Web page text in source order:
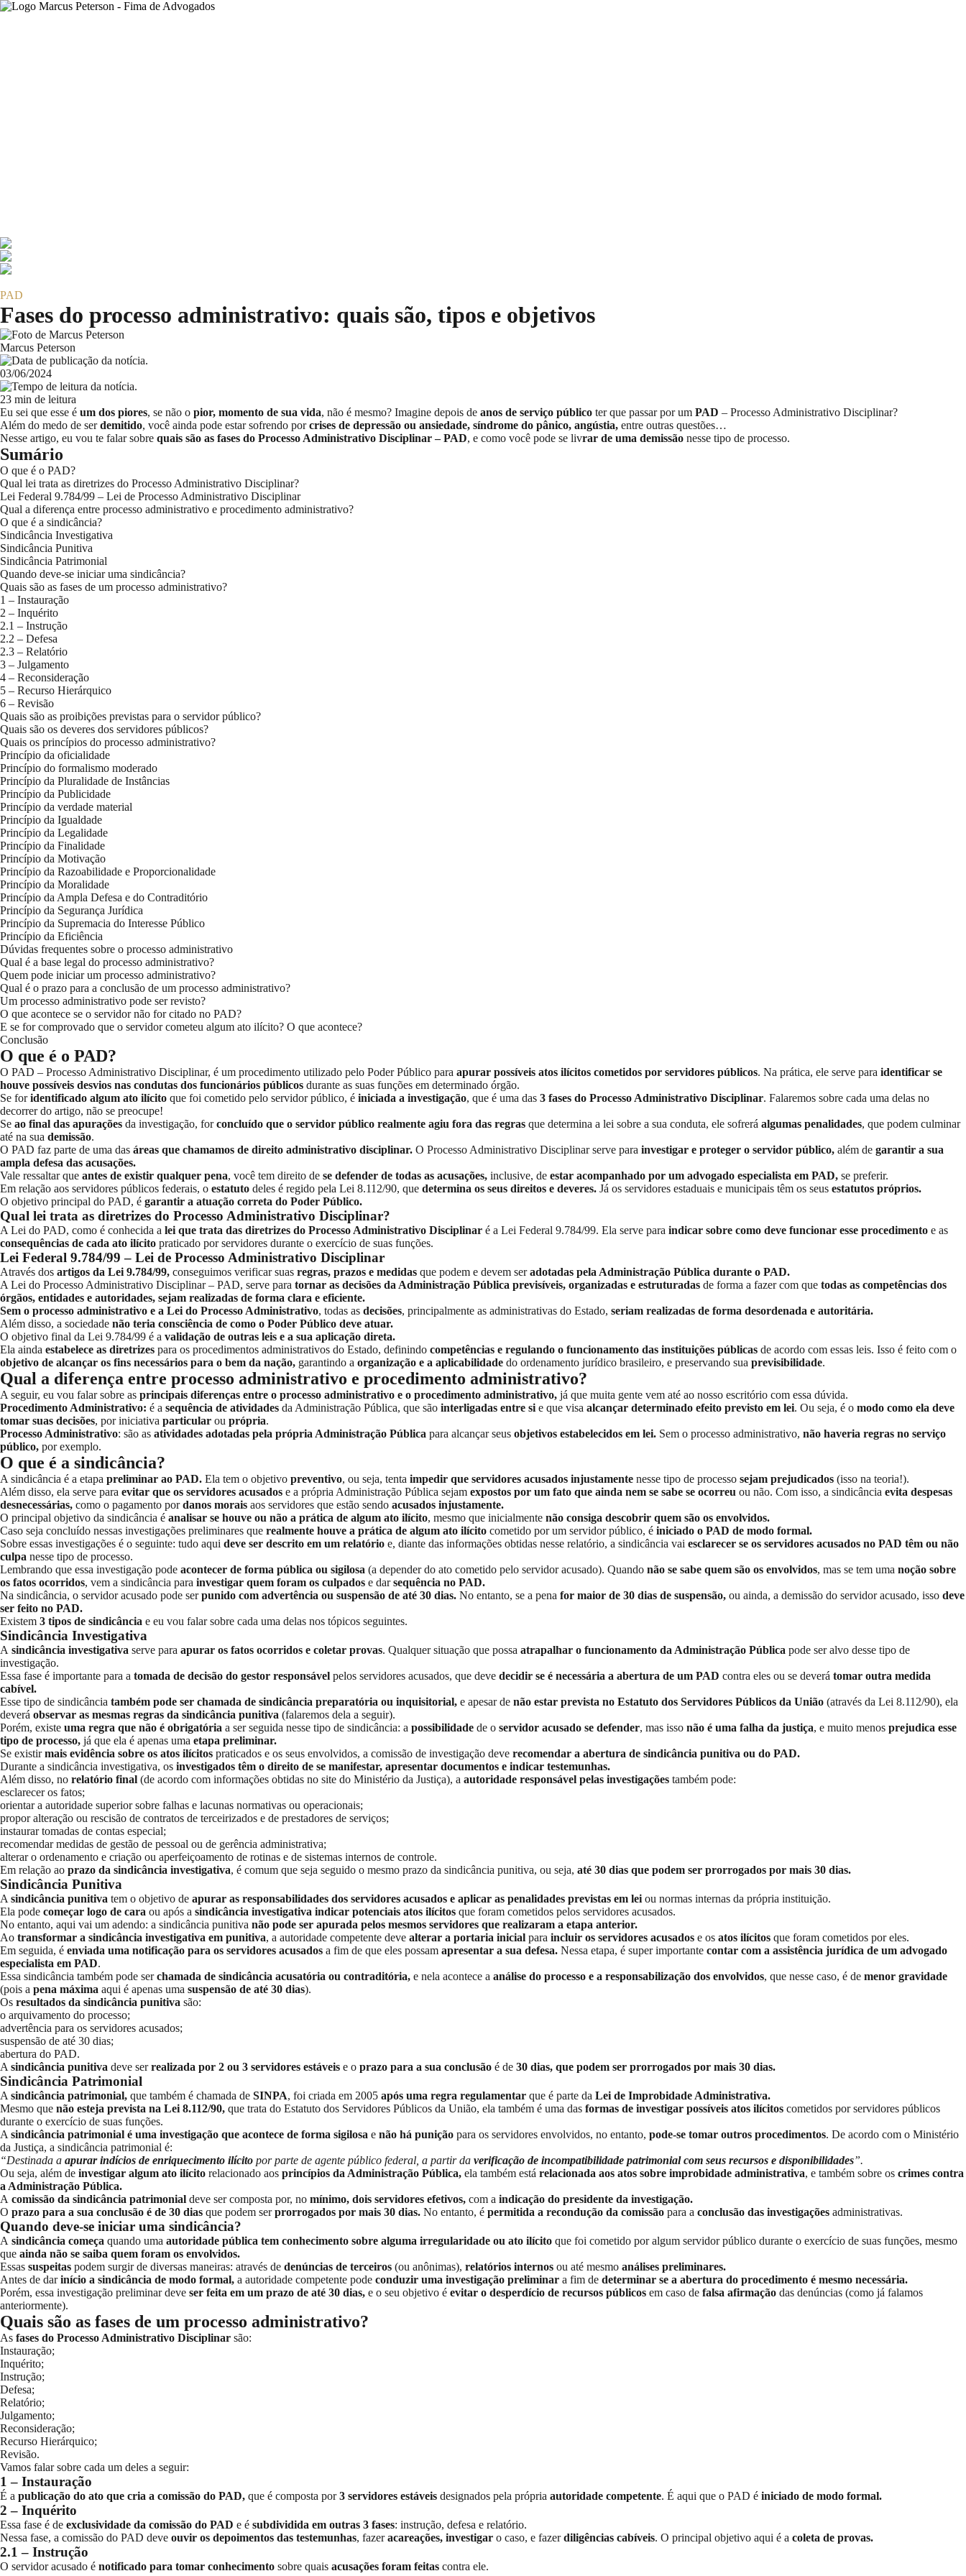
PAD
Fases do processo administrativo: quais são, tipos e objetivos
Marcus Peterson
03/06/2024
23 min de leitura
Eu sei que esse é um dos piores, se não o pior, momento de sua vida, não é mesmo? Imagine depois de anos de serviço público ter que passar por um PAD – Processo Administrativo Disciplinar?
Além do medo de serdemitido, você ainda pode estar sofrendo porcrises de depressão ou ansiedade, síndrome do pânico, angústia, entre outras questões…
Nesse artigo, eu vou te falar sobre quais são as fases do Processo Administrativo Disciplinar – PAD, e como você pode se livrar de uma demissão nesse tipo de processo.
Sumário
O que é o PAD?
Qual lei trata as diretrizes do Processo Administrativo Disciplinar?
Lei Federal 9.784/99 – Lei de Processo Administrativo Disciplinar
Qual a diferença entre processo administrativo e procedimento administrativo?
O que é a sindicância?
Sindicância Investigativa
Sindicância Punitiva
Sindicância Patrimonial
Quando deve-se iniciar uma sindicância?
Quais são as fases de um processo administrativo?
1 – Instauração
2 – Inquérito
2.1 – Instrução
2.2 – Defesa
2.3 – Relatório
3 – Julgamento
4 – Reconsideração
5 – Recurso Hierárquico
6 – Revisão
Quais são as proibições previstas para o servidor público?
Quais são os deveres dos servidores públicos?
Quais os princípios do processo administrativo?
Princípio da oficialidade
Princípio do formalismo moderado
Princípio da Pluralidade de Instâncias
Princípio da Publicidade
Princípio da verdade material
Princípio da Igualdade
Princípio da Legalidade
Princípio da Finalidade
Princípio da Motivação
Princípio da Razoabilidade e Proporcionalidade
Princípio da Moralidade
Princípio da Ampla Defesa e do Contraditório
Princípio da Segurança Jurídica
Princípio da Supremacia do Interesse Público
Princípio da Eficiência
Dúvidas frequentes sobre o processo administrativo
Qual é a base legal do processo administrativo?
Quem pode iniciar um processo administrativo?
Qual é o prazo para a conclusão de um processo administrativo?
Um processo administrativo pode ser revisto?
O que acontece se o servidor não for citado no PAD?
E se for comprovado que o servidor cometeu algum ato ilícito? O que acontece?
Conclusão
O que é o PAD?
O PAD – Processo Administrativo Disciplinar, é um procedimento utilizado pelo Poder Público para apurar possíveis atos ilícitos cometidos por servidores públicos. Na prática, ele serve para identificar se
houve possíveis desvios nas condutas dos funcionários públicos durante as suas funções em determinado órgão.
Se foridentificado algum ato ilícito que foi cometido pelo servidor público, é iniciada a investigação, que é uma das 3 fases do Processo Administrativo Disciplinar. Falaremos sobre cada uma delas no
decorrer do artigo, não se preocupe!
Se ao final das apurações da investigação, forconcluído que o servidor público realmente agiu fora das regras que determina a lei sobre a sua conduta, ele sofrerá algumas penalidades, que podem culminar
até na sua demissão.
O PAD faz parte de uma das áreas que chamamos de direito administrativo disciplinar. O Processo Administrativo Disciplinar serve para investigar e proteger o servidor público, além de garantir a sua
ampla defesa das acusações.
Vale ressaltar que antes de existir qualquer pena, você tem direito de se defender de todas as acusações, inclusive, de estar acompanhado por um advogado especialista em PAD, se preferir.
Em relação aos servidores públicos federais, o estatuto deles é regido pela Lei 8.112/90, que determina os seus direitos e deveres. Já os servidores estaduais e municipais têm os seus estatutos próprios.
O objetivo principal do PAD, é garantir a atuação correta do Poder Público.
Qual lei trata as diretrizes do Processo Administrativo Disciplinar?
A Lei do PAD, como é conhecida a lei que trata das diretrizes do Processo Administrativo Disciplinar é a Lei Federal 9.784/99. Ela serve para indicar sobre como deve funcionar esse procedimento e as
consequências de cada ato ilícito praticado por servidores durante o exercício de suas funções.
Lei Federal 9.784/99 – Lei de Processo Administrativo Disciplinar
Através dos artigos da Lei 9.784/99, conseguimos verificar suas regras, prazos e medidas que podem e devem seradotadas pela Administração Pública durante o PAD.
A Lei do Processo Administrativo Disciplinar – PAD, serve para tornar as decisões da Administração Pública previsíveis, organizadas e estruturadas de forma a fazer com que todas as competências dos
órgãos, entidades e autoridades, sejam realizadas de forma clara e eficiente.
Sem o processo administrativo e a Lei do Processo Administrativo, todas as decisões, principalmente as administrativas do Estado, seriam realizadas de forma desordenada e autoritária.
Além disso, a sociedade não teria consciência de como o Poder Público deve atuar.
O objetivo final da Lei 9.784/99 é a validação de outras leis e a sua aplicação direta.
Ela ainda estabelece as diretrizes para os procedimentos administrativos do Estado, definindo competências e regulando o funcionamento das instituições públicas de acordo com essas leis. Isso é feito com o
objetivo de alcançar os fins necessários para o bem da nação, garantindo a organização e a aplicabilidade do ordenamento jurídico brasileiro, e preservando sua previsibilidade.
Qual a diferença entre processo administrativo e procedimento administrativo?
A seguir, eu vou falar sobre as principais diferenças entre o processo administrativo e o procedimento administrativo, já que muita gente vem até ao nosso escritório com essa dúvida.
Procedimento Administrativo: é a sequência de atividades da Administração Pública, que são interligadas entre si e que visa alcançar determinado efeito previsto em lei. Ou seja, é o modo como ela deve
tomar suas decisões, por iniciativa particular ou própria.
Processo Administrativo: são as atividades adotadas pela própria Administração Pública para alcançar seus objetivos estabelecidos em lei. Sem o processo administrativo, não haveria regras no serviço
público, por exemplo.
O que é a sindicância?
A sindicância é a etapa preliminar ao PAD. Ela tem o objetivo preventivo, ou seja, tenta impedir que servidores acusados injustamente nesse tipo de processo sejam prejudicados (isso na teoria!).
Além disso, ela serve para evitar que os servidores acusados e a própria Administração Pública sejam expostos por um fato que ainda nem se sabe se ocorreu ou não. Com isso, a sindicância evita despesas
desnecessárias, como o pagamento pordanos morais aos servidores que estão sendo acusados injustamente.
O principal objetivo da sindicância é analisar se houve ou não a prática de algum ato ilícito, mesmo que inicialmente não consiga descobrir quem são os envolvidos.
Caso seja concluído nessas investigações preliminares que realmente houve a prática de algum ato ilícito cometido por um servidor público, é iniciado o PAD de modo formal.
Sobre essas investigações é o seguinte: tudo aqui deve ser descrito em um relatório e, diante das informações obtidas nesse relatório, a sindicância vai esclarecer se os servidores acusados no PAD têm ou não
culpa nesse tipo de processo.
Lembrando que essa investigação pode acontecer de forma pública ou sigilosa (a depender do ato cometido pelo servidor acusado). Quando não se sabe quem são os envolvidos, mas se tem uma noção sobre
os fatos ocorridos, vem a sindicância para investigar quem foram os culpados e darsequência no PAD.
Na sindicância, o servidor acusado pode serpunido com advertência ou suspensão de até 30 dias. No entanto, se a pena for maior de 30 dias de suspensão, ou ainda, a demissão do servidoracusado, isso deve
ser feito no PAD.
Existem 3 tipos de sindicância e eu vou falar sobre cada uma delas nos tópicos seguintes.
Sindicância Investigativa
A sindicância investigativa serve para apurar os fatos ocorridos e coletar provas. Qualquer situação que possa atrapalhar o funcionamento da Administração Pública pode ser alvo desse tipo de
investigação.
Essa fase é importante para a tomada de decisão do gestor responsável pelos servidores acusados, que deve decidir se é necessária a abertura de um PAD contra eles ou se deverá tomar outra medida
cabível.
Esse tipo de sindicância também pode ser chamada de sindicância preparatória ou inquisitorial, e apesar de não estar prevista no Estatuto dos Servidores Públicos da União (através da Lei 8.112/90), ela
deverá observar as mesmas regras da sindicância punitiva (falaremos dela a seguir).
Porém, existe uma regra que não é obrigatória a ser seguida nesse tipo de sindicância: a possibilidade de o servidor acusado se defender, mas isso não é uma falha da justiça, e muito menos prejudica esse
tipo de processo, já que ela é apenas uma etapa preliminar.
Se existirmais evidência sobre os atos ilícitos praticados e os seus envolvidos, a comissão de investigação deve recomendar a abertura de sindicância punitiva ou do PAD.
Durante a sindicância investigativa, os investigados têm o direito de se manifestar, apresentar documentos e indicar testemunhas.
Além disso, no relatório final (de acordo com informações obtidas no site do Ministério da Justiça), a autoridade responsável pelas investigações também pode:
esclarecer os fatos;
orientar a autoridade superior sobre falhas e lacunas normativas ou operacionais;
propor alteração ou rescisão de contratos de terceirizados e de prestadores de serviços;
instaurar tomadas de contas especial;
recomendar medidas de gestão de pessoal ou de gerência administrativa;
alterar o ordenamento e criação ou aperfeiçoamento de rotinas e de sistemas internos de controle.
Em relação ao prazo da sindicância investigativa, é comum que seja seguido o mesmo prazo da sindicância punitiva, ou seja, até 30 dias que podem ser prorrogados por mais 30 dias.
Sindicância Punitiva
A sindicância punitiva tem o objetivo de apurar as responsabilidades dos servidores acusados e aplicar as penalidades previstas em lei ou normas internas da própria instituição.
Ela pode começar logo de cara ou após a sindicância investigativa indicar potenciais atos ilícitos que foram cometidos pelos servidores acusados.
No entanto, aqui vai um adendo: a sindicância punitiva não pode ser apurada pelos mesmos servidores que realizaram a etapa anterior.
Ao transformar a sindicância investigativa em punitiva, a autoridade competente deve alterar a portaria inicial para incluir os servidores acusados e os atos ilícitos que foram cometidos por eles.
Em seguida, é enviada uma notificação para os servidores acusados a fim de que eles possam apresentar a sua defesa. Nessa etapa, é super importante contar com a assistência jurídica de um advogado
especialista em PAD.
Essa sindicância também pode serchamada de sindicância acusatória ou contraditória, e nela acontece a análise do processo e a responsabilização dos envolvidos, que nesse caso, é de menor gravidade
(pois a pena máxima aqui é apenas uma suspensão de até 30 dias).
Os resultados da sindicância punitiva são:
o arquivamento do processo;
advertência para os servidores acusados;
suspensão de até 30 dias;
abertura do PAD.
A sindicância punitiva deve serrealizada por 2 ou 3 servidores estáveis e o prazo para a sua conclusão é de 30 dias, que podem ser prorrogados por mais 30 dias.
Sindicância Patrimonial
A sindicância patrimonial, que também é chamada de SINPA, foi criada em 2005 após uma regra regulamentar que é parte da Lei de Improbidade Administrativa.
Mesmo que não esteja prevista na Lei 8.112/90, que trata do Estatuto dos Servidores Públicos da União, ela também é uma das formas de investigar possíveis atos ilícitos cometidos por servidores públicos
durante o exercício de suas funções.
A sindicância patrimonial é uma investigação que acontece de forma sigilosa e não há punição para os servidores envolvidos, no entanto, pode-se tomar outros procedimentos. De acordo com o Ministério
da Justiça, a sindicância patrimonial é:
“Destinada a apurar indícios de enriquecimento ilícito por parte de agente público federal, a partir da verificação de incompatibilidade patrimonial com seus recursos e disponibilidades”.
Ou seja, além de investigar algum ato ilícito relacionado aos princípios da Administração Pública, ela também está relacionada aos atos sobre improbidade administrativa, e também sobre os crimes contra
a Administração Pública.
A comissão da sindicância patrimonial deve ser composta por, no mínimo, dois servidores efetivos, com a indicação do presidente da investigação.
O prazo para a sua conclusão é de 30 dias que podem serprorrogados por mais 30 dias. No entanto, é permitida a recondução da comissão para a conclusão das investigações administrativas.
Quando deve-se iniciar uma sindicância?
A sindicância começa quando uma autoridade pública tem conhecimento sobre alguma irregularidade ou ato ilícito que foi cometido por algum servidor público durante o exercício de suas funções, mesmo
que ainda não se saiba quem foram os envolvidos.
Essas suspeitas podem surgir de diversas maneiras: através de denúncias de terceiros (ou anônimas), relatórios internos ou até mesmo análises preliminares.
Antes de darinício a sindicância de modo formal, a autoridade competente pode conduzir uma investigação preliminar a fim de determinar se a abertura do procedimento é mesmo necessária.
Porém, essa investigação preliminar deve ser feita em um prazo de até 30 dias, e o seu objetivo é evitar o desperdício de recursos públicos em caso de falsa afirmação das denúncias (como já falamos
anteriormente).
Quais são as fases de um processo administrativo?
As fases do Processo Administrativo Disciplinar são:
Instauração;
Inquérito;
Instrução;
Defesa;
Relatório;
Julgamento;
Reconsideração;
Recurso Hierárquico;
Revisão.
Vamos falar sobre cada um deles a seguir:
1 – Instauração
É a publicação do ato que cria a comissão do PAD, que é composta por3 servidores estáveis designados pela própria autoridade competente. É aqui que o PAD é iniciado de modo formal.
2 – Inquérito
Essa fase é de exclusividade da comissão do PAD e é subdividida em outras 3 fases: instrução, defesa e relatório.
Nessa fase, a comissão do PAD deve ouvir os depoimentos das testemunhas, fazeracareações, investigar o caso, e fazerdiligências cabíveis. O principal objetivo aqui é a coleta de provas.
2.1 – Instrução
O servidor acusado é notificado para tomar conhecimento sobre quais acusações foram feitas contra ele.